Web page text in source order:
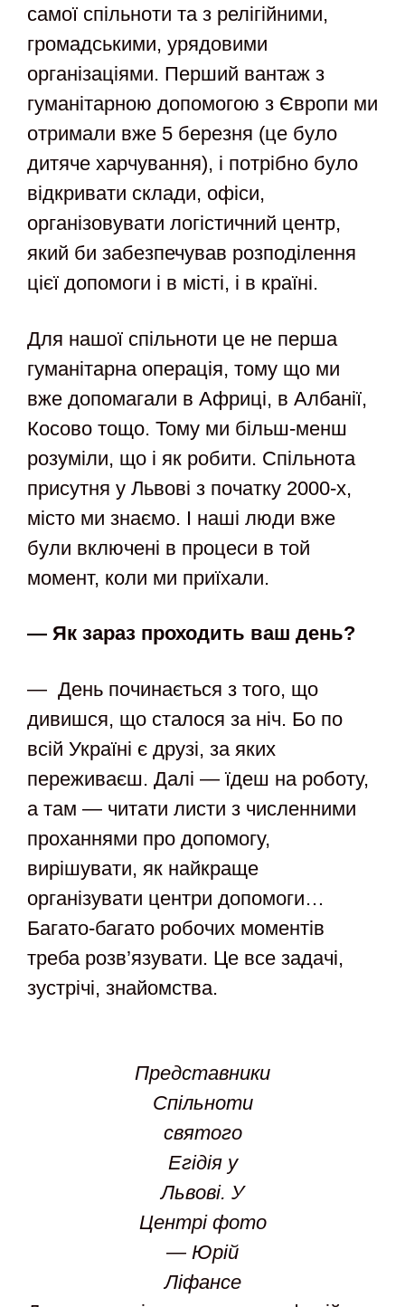
самої спільноти та з релігійними,
громадськими, урядовими
організаціями. Перший вантаж з
гуманітарною допомогою з Європи ми
отримали вже 5 березня (це було
дитяче харчування), і потрібно було
відкривати склади, офіси,
організовувати логістичний центр,
який би забезпечував розподілення
цієї допомоги і в місті, і в країні.
Для нашої спільноти це не перша
гуманітарна операція, тому що ми
вже допомагали в Африці, в Албанії,
Косово тощо. Тому ми більш-менш
розуміли, що і як робити. Спільнота
присутня у Львові з початку 2000-х,
місто ми знаємо. І наші люди вже
були включені в процеси в той
момент, коли ми приїхали.
— Як зараз проходить ваш день?
— День починається з того, що
дивишся, що сталося за ніч. Бо по
всій Україні є друзі, за яких
переживаєш. Далі — їдеш на роботу,
а там — читати листи з численними
проханнями про допомогу,
вирішувати, як найкраще
організувати центри допомоги…
Багато-багато робочих моментів
треба розв’язувати. Це все задачі,
зустрічі, знайомства.
Представники
Спільноти
святого
Егідія у
Львові. У
Центрі фото
— Юрій
Ліфансе